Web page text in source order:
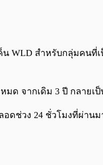
WLD สำหรับกลุ่มคนที่เ
ด จากเดิม 3 ปี กลายเป็
ช่วง 24 ชั่วโมงที่ผ่านม